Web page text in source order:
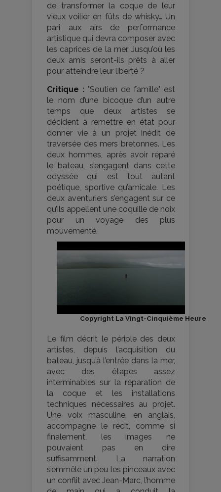
de transformer la coque de leur
vieux voilier en fûts de whisky… Un
pari aux airs de performance
artistique qui devra composer avec
les caprices de la mer. Jusqu’où les
deux amis seront-ils prêts à aller
pour atteindre leur liberté ?
Critique : "Soutien de famille" est
le nom d’une bicoque d’un autre
temps que deux artistes se
décident à remettre en état pour
donner vie à un projet inédit de
traversée des mers bretonnes. Les
deux hommes, après avoir réparé
le bateau, s’engagent dans cette
odyssée qui est tout autant
poétique, sportive qu’amicale. Les
deux aventuriers s’engagent sur ce
qu’ils appellent une coquille de noix
pour un voyage des plus
mouvementé.
Copyright La Vingt-Cinquième Heure
Le film décrit le périple des deux
artistes, depuis l’acquisition du
bateau, jusqu’à l’entrée dans la mer,
avec des étapes assez
interminables sur la réparation de
la coque et les installations
techniques nécessaires au projet.
Une voix masculine, en anglais,
accompagne le récit, comme si
finalement, les images ne
pouvaient pas en dire
suffisamment. La narration
s’emmêle un peu les pinceaux avec
un conflit avec Jean-Marc, l’homme